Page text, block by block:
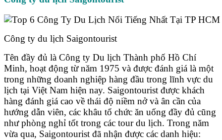
Công ty du lịch Saigontourist
Tên đầy đủ là Công ty Du lịch Thành phố Hồ Chí
Minh, hoạt động từ năm 1975 và được đánh giá là một
trong những doanh nghiệp hàng đầu trong lĩnh vực du
lịch tại Việt Nam hiện nay. Saigontourist được khách
hàng đánh giá cao về thái độ niềm nở và ân cần của
hướng dẫn viên, các khâu tổ chức ăn uống đầy đủ cũng
như phòng nghỉ tốt trong các tour du lịch. Trong năm
vừa qua, Saigontourist đã nhận được các danh hiệu: